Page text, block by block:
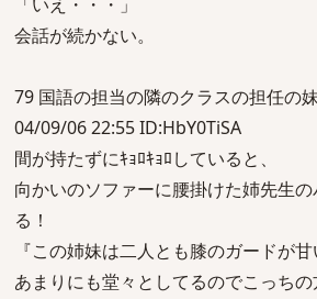
会話が続かない。
79 国語の担当の隣のクラスの担任の
04/09/06 22:55 ID:HbY0TiSA
間が持たずにｷｮﾛｷｮﾛしていると、
向かいのソファーに腰掛けた姉先生
る！
『この姉妹は二人とも膝のガードが甘
あまりにも堂々としてるのでこっち